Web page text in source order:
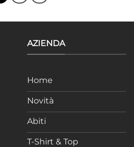
AZIENDA
Home
Novità
Abiti
T-Shirt & Top